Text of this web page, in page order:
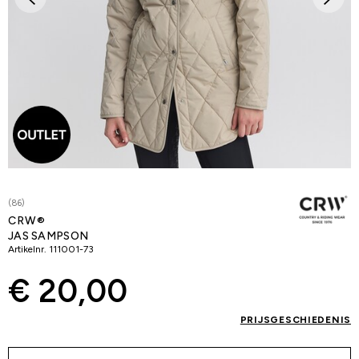
(86)
CRW®
JAS SAMPSON
Artikelnr. 111001-73
€ 20,00
PRIJSGESCHIEDENIS